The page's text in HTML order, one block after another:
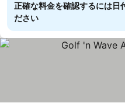
正確な料金を確認するには日
ださい